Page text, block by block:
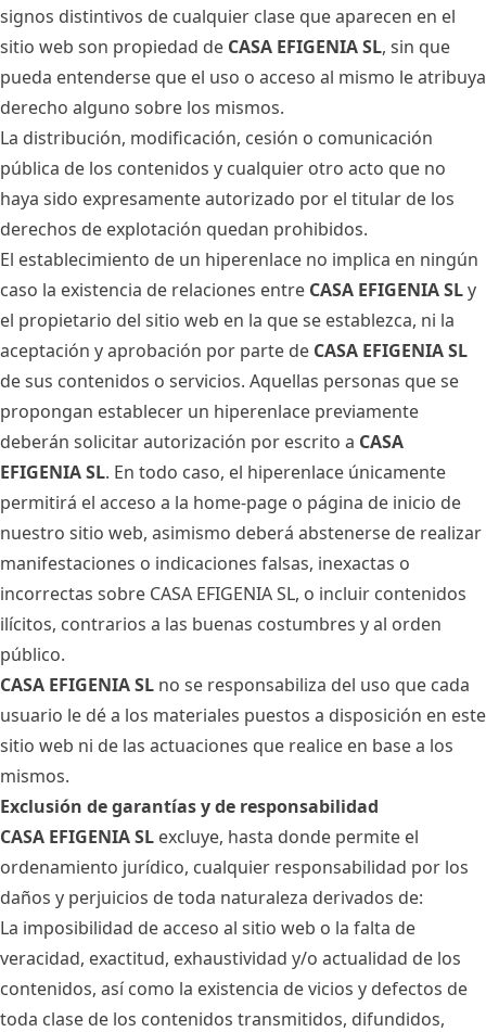
signos distintivos de cualquier clase que aparecen en el
sitio web son propiedad de CASA EFIGENIA SL, sin que
pueda entenderse que el uso o acceso al mismo le atribuya
derecho alguno sobre los mismos.
La distribución, modificación, cesión o comunicación
pública de los contenidos y cualquier otro acto que no
haya sido expresamente autorizado por el titular de los
derechos de explotación quedan prohibidos.
El establecimiento de un hiperenlace no implica en ningún
caso la existencia de relaciones entre CASA EFIGENIA SLy
el propietario del sitio web en la que se establezca, ni la
aceptación y aprobación por parte de CASA EFIGENIA SL
de sus contenidos o servicios. Aquellas personas que se
propongan establecer un hiperenlace previamente
deberán solicitar autorización por escrito a CASA
EFIGENIA SL. En todo caso, el hiperenlace únicamente
permitirá el acceso a la home-page o página de inicio de
nuestro sitio web, asimismo deberá abstenerse de realizar
manifestaciones o indicaciones falsas, inexactas o
incorrectas sobre CASA EFIGENIA SL, o incluir contenidos
ilícitos, contrarios a las buenas costumbres y al orden
público.
CASA EFIGENIA SL no se responsabiliza del uso que cada
usuario le dé a los materiales puestos a disposición en este
sitio web ni de las actuaciones que realice en base a los
mismos.
Exclusión de garantías y de responsabilidad
CASA EFIGENIA SL excluye, hasta donde permite el
ordenamiento jurídico, cualquier responsabilidad por los
daños y perjuicios de toda naturaleza derivados de:
La imposibilidad de acceso al sitio web o la falta de
veracidad, exactitud, exhaustividad y/o actualidad de los
contenidos, así como la existencia de vicios y defectos de
toda clase de los contenidos transmitidos, difundidos,